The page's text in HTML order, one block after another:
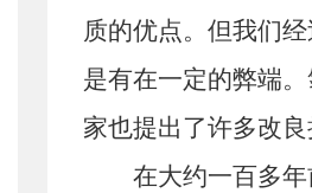
质的优点。但我们
是有在一定的弊端
家也提出了许多改
在大约一百多年